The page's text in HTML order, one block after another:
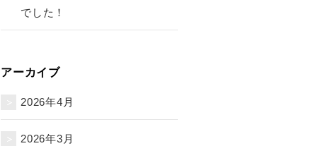
でした！
アーカイブ
2026年4月
2026年3月